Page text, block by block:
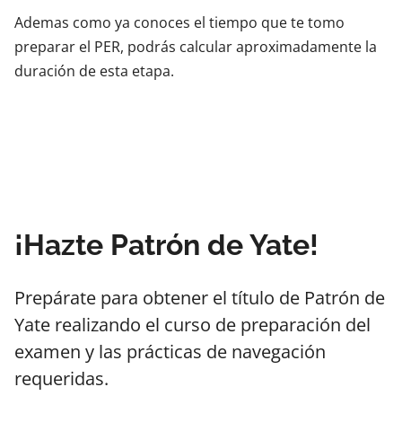
Ademas como ya conoces el tiempo que te tomo
preparar el PER, podrás calcular aproximadamente la
duración de esta etapa.
¡Hazte Patrón de Yate!
Prepárate para obtener el título de Patrón de
Yate realizando el curso de preparación del
examen y las prácticas de navegación
requeridas.